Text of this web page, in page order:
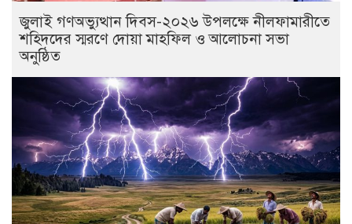
জুলাই গণঅভ্যুত্থান দিবস-২০২৬ উপলক্ষে নীলফামারীতে
শহিদদের স্মরণে দোয়া মাহফিল ও আলোচনা সভা
অনুষ্ঠিত